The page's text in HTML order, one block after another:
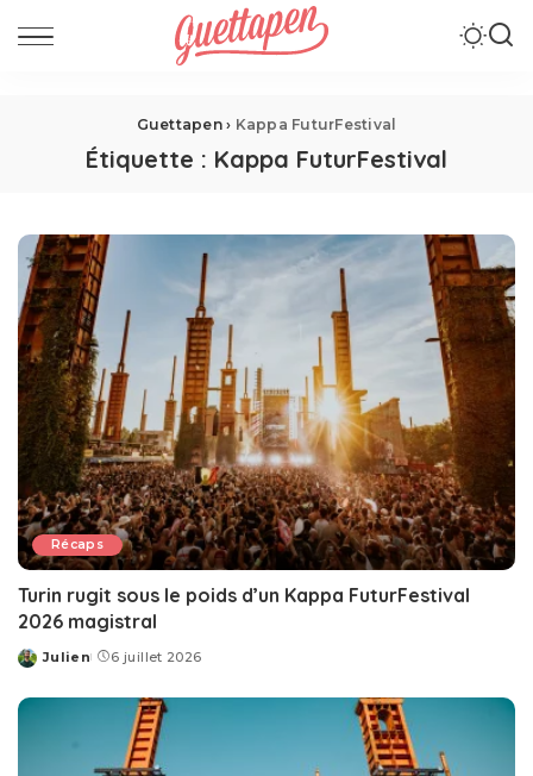
Guettapen› Kappa FuturFestival
Étiquette : Kappa FuturFestival
Récaps
Turin rugit sous le poids d’un Kappa FuturFestival
2026 magistral
Posted
Julien 6 juillet 2026